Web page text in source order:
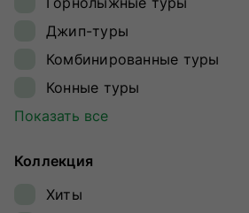
Кавказ
Калининградская область
Камчатка
Карелия
Кольский полуостров
Джип-туры
Комбинированные туры
Конные туры
Круизы
Обзорные туры
Ретрит-туры
Показать все
Коллекция
Хиты